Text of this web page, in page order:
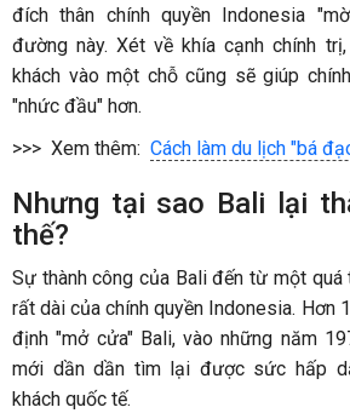
đích thân chính quyền Indonesia
đường này. Xét về khía cạnh chính
khách vào một chỗ cũng sẽ giúp
"nhức đầu" hơn.
>>> Xem thêm: Cách làm du lịch "bá
Nhưng tại sao Bali lại
thế?
Sự thành công của Bali đến từ một
rất dài của chính quyền Indonesia. Hơn
định "mở cửa" Bali, vào những năm
mới dần dần tìm lại được sức hấp
khách quốc tế.